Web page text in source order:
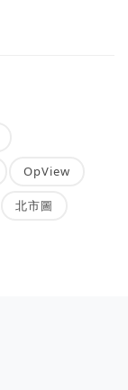
OpView
北市圖